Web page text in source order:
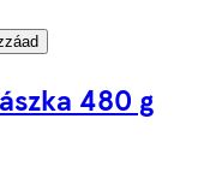
480 g